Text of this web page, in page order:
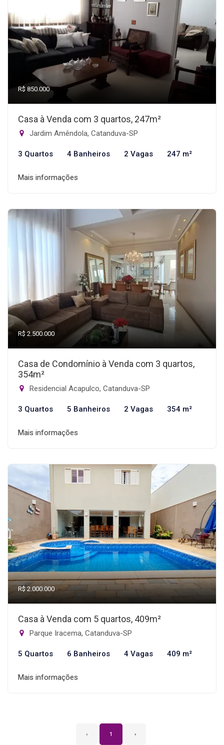
R$ 850.000
Casa à Venda com 3 quartos, 247m²
Jardim Amêndola, Catanduva-SP
3 Quartos 4 Banheiros 2 Vagas 247 m²
Mais informações
R$ 2.500.000
Casa de Condomínio à Venda com 3 quartos,
354m²
Residencial Acapulco, Catanduva-SP
3 Quartos 5 Banheiros 2 Vagas 354 m²
Mais informações
R$ 2.000.000
Casa à Venda com 5 quartos, 409m²
Parque Iracema, Catanduva-SP
5 Quartos 6 Banheiros 4 Vagas 409 m²
Mais informações
‹ 1 ›